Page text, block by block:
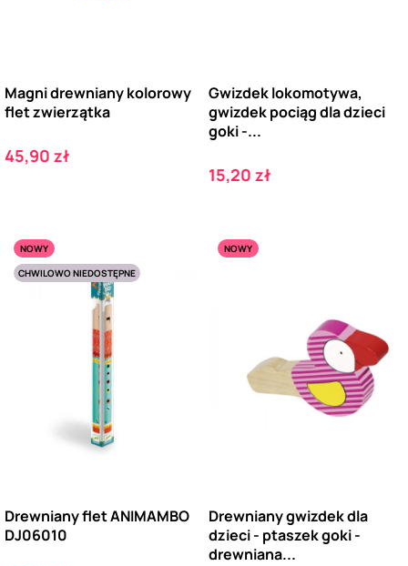
Magni drewniany kolorowy
flet zwierzątka
Cena
45,90 zł
Gwizdek lokomotywa,
gwizdek pociąg dla dzieci
goki -...
Cena
15,20 zł
NOWY
CHWILOWO NIEDOSTĘPNE
Drewniany flet ANIMAMBO
DJ06010
NOWY
Drewniany gwizdek dla
dzieci - ptaszek goki -
drewniana...